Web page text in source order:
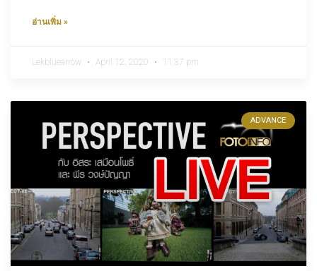
อ่านเพิ่ม »
Lekbluearrow April 12, 2020 11:37 pm
ADVANCE